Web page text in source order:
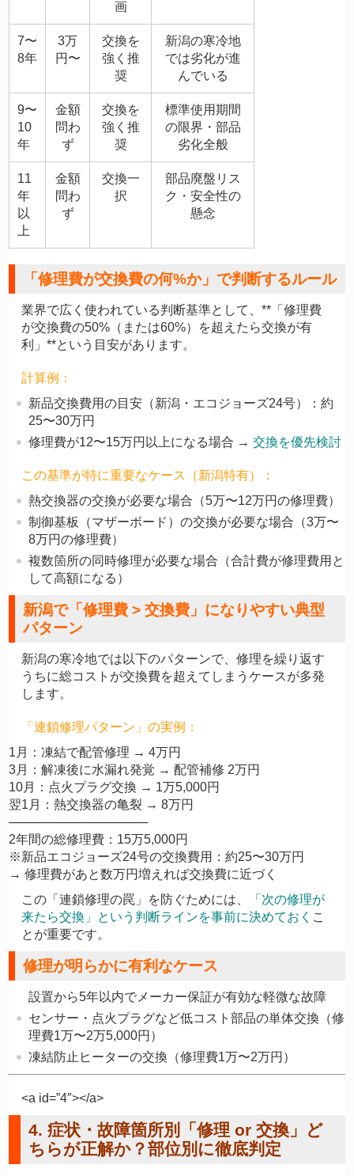
画
7〜
8年
3万
円〜
交換を
強く推
奨
新潟の寒冷地
では劣化が進
んでいる
9〜
10
年
金額
問わ
ず
交換を
強く推
奨
標準使用期間
の限界・部品
劣化全般
11
年
以
上
金額
問わ
ず
交換一
択
部品廃盤リス
ク・安全性の
懸念
「修理費が交換費の何%か」で判断するルール
業界で広く使われている判断基準として、**「修理費
が交換費の50%（または60%）を超えたら交換が有
利」**という目安があります。
計算例：
新品交換費用の目安（新潟・エコジョーズ24号）：約
25〜30万円
修理費が12〜15万円以上になる場合 →交換を優先検討
この基準が特に重要なケース（新潟特有）：
熱交換器の交換が必要な場合（5万〜12万円の修理費）
制御基板（マザーボード）の交換が必要な場合（3万〜
8万円の修理費）
複数箇所の同時修理が必要な場合（合計費が修理費用と
して高額になる）
新潟で「修理費 > 交換費」になりやすい典型
パターン
新潟の寒冷地では以下のパターンで、修理を繰り返す
うちに総コストが交換費を超えてしまうケースが多発
します。
「連鎖修理パターン」の実例：
1月：凍結で配管修理 → 4万円
3月：解凍後に水漏れ発覚 → 配管補修 2万円
10月：点火プラグ交換 → 1万5,000円
翌1月：熱交換器の亀裂 → 8万円
────────────────
2年間の総修理費：15万5,000円
※新品エコジョーズ24号の交換費用：約25〜30万円
この「連鎖修理の罠」を防ぐためには、
「次の修理が
来たら交換」という判断ラインを事前に決めておく こ
とが重要です。
修理が明らかに有利なケース
設置から5年以内でメーカー保証が有効な軽微な故障
センサー・点火プラグなど低コスト部品の単体交換（修
理費1万〜2万5,000円）
凍結防止ヒーターの交換（修理費1万〜2万円）
<a id=”4″></a>
4. 症状・故障箇所別「修理 or 交換」ど
ちらが正解か？部位別に徹底判定